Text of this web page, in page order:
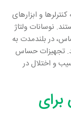
و ابزارهای
نوسانات ولتاژ
در بلندمدت به
تجهیزات حساس
و اختلال در